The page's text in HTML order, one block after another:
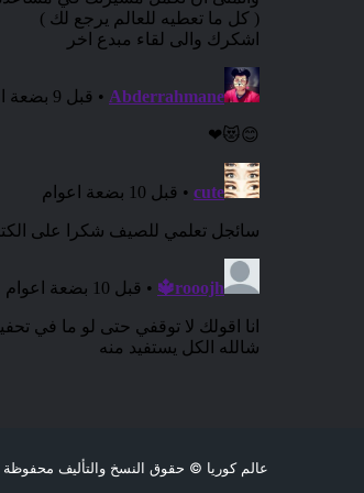
عالم كوريا © حقوق النسخ والتأليف محفوظة CC BY-NC-ND 2026